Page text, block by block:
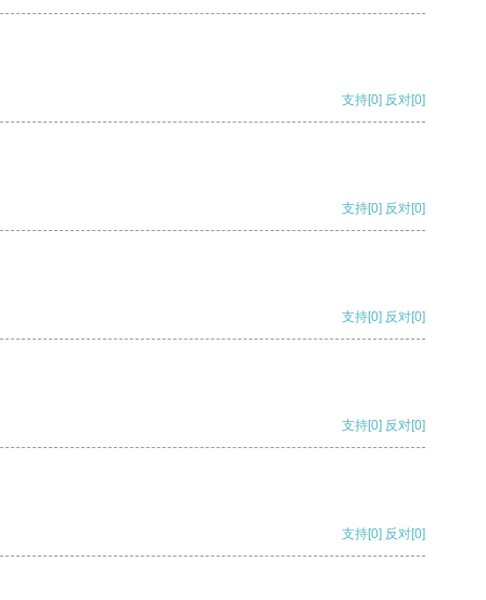
支持[0] 反对[0]
支持[0] 反对[0]
支持[0] 反对[0]
支持[0] 反对[0]
支持[0] 反对[0]